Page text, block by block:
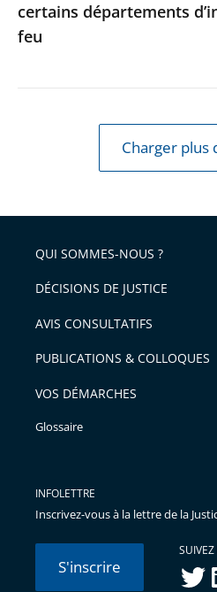
préfets
de
certains départements
feu
Charger plus
QUI SOMMES-NOUS ?
DÉCISIONS DE JUSTICE
AVIS CONSULTATIFS
PUBLICATIONS & COLLOQUES
VOS DÉMARCHES
Glossaire
INFOLETTRE
Inscrivez-vous à la lettre de la
S'inscrire